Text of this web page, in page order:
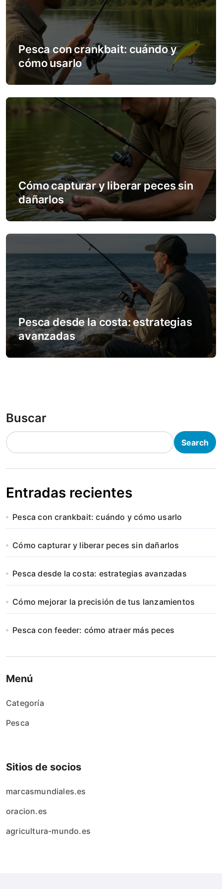
g
a
t
i
o
n
Pesca con crankbait: cuándo y
cómo usarlo
Cómo capturar y liberar peces sin
dañarlos
Pesca desde la costa: estrategias
avanzadas
Buscar
Search
Entradas recientes
Pesca con crankbait: cuándo y cómo usarlo
Cómo capturar y liberar peces sin dañarlos
Pesca desde la costa: estrategias avanzadas
Cómo mejorar la precisión de tus lanzamientos
Pesca con feeder: cómo atraer más peces
Menú
Categoría
Pesca
Sitios de socios
marcasmundiales.es
oracion.es
agricultura-mundo.es